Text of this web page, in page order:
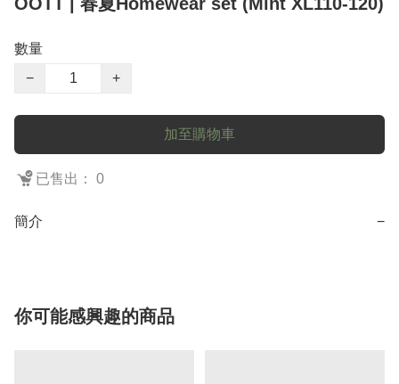
數量
−
+
加至購物車
已售出： 0
簡介 −
你可能感興趣的商品